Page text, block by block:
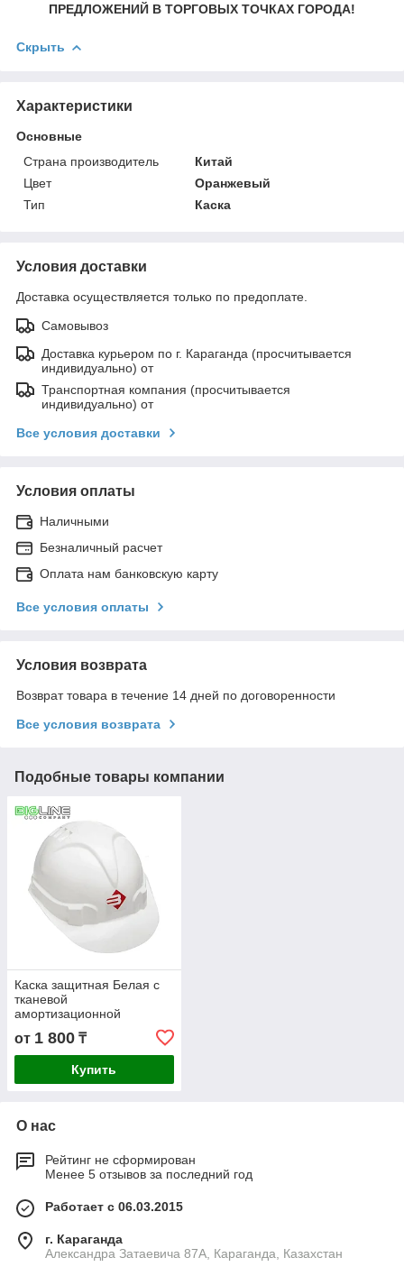
ПРЕДЛОЖЕНИЙ В ТОРГОВЫХ ТОЧКАХ ГОРОДА!
Скрыть
Характеристики
Основные
Страна производитель
Китай
Цвет
Оранжевый
Тип
Каска
Условия доставки
Доставка осуществляется только по предоплате.
Самовывоз
Доставка курьером по г. Караганда (просчитывается
индивидуально) от
Транспортная компания (просчитывается
индивидуально) от
Все условия доставки
Условия оплаты
Наличными
Безналичный расчет
Оплата нам банковскую карту
Все условия оплаты
Условия возврата
Возврат товара в течение 14 дней по договоренности
Все условия возврата
Подобные товары компании
Каска защитная Белая с
тканевой
амортизационной
от 1 800 ₸
Купить
О нас
Рейтинг не сформирован
Менее 5 отзывов за последний год
Работает с 06.03.2015
г. Караганда
Александра Затаевича 87А, Караганда, Казахстан